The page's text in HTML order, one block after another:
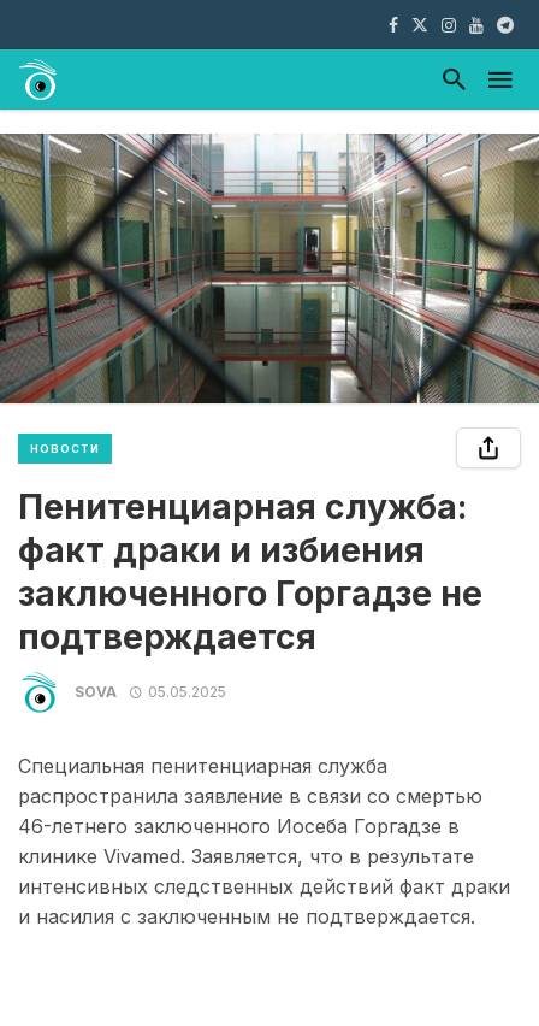
НОВОСТИ
Пенитенциарная служба:
факт драки и избиения
заключенного Горгадзе не
подтверждается
SOVA 05.05.2025
Специальная пенитенциарная служба
распространила заявление в связи со смертью
46-летнего заключенного Иосеба Горгадзе в
клинике Vivamed. Заявляется, что в результате
интенсивных следственных действий факт драки
и насилия с заключенным не подтверждается.